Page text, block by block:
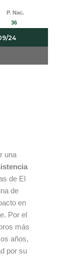
Nac.
36
24
una
de El
de
en
Por el
más
años,
por su